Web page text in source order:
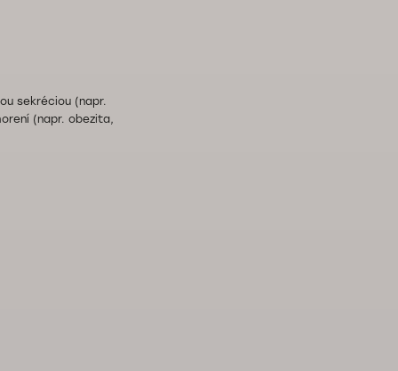
sekréciou (napr.
(napr. obezita,